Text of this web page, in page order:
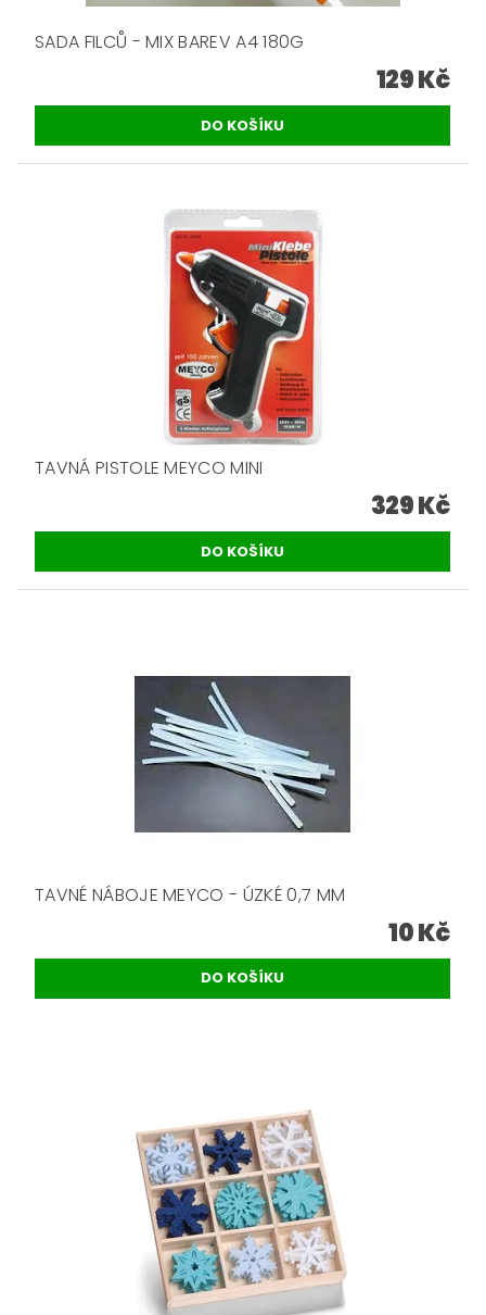
SADA FILCŮ - MIX BAREV A4 180G
129 Kč
TAVNÁ PISTOLE MEYCO MINI
329 Kč
TAVNÉ NÁBOJE MEYCO - ÚZKÉ 0,7 MM
10 Kč